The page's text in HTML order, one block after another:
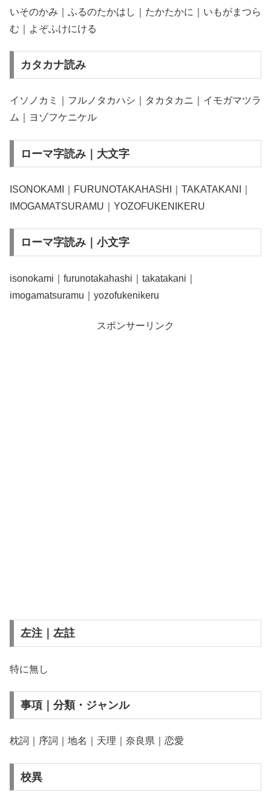
いそのかみ｜ふるのたかはし｜たかたかに｜いもがまつら
む｜よぞふけにける
カタカナ読み
イソノカミ｜フルノタカハシ｜タカタカニ｜イモガマツラ
ム｜ヨゾフケニケル
ローマ字読み｜大文字
ISONOKAMI｜FURUNOTAKAHASHI｜TAKATAKANI｜
IMOGAMATSURAMU｜YOZOFUKENIKERU
ローマ字読み｜小文字
isonokami｜furunotakahashi｜takatakani｜
imogamatsuramu｜yozofukenikeru
スポンサーリンク
左注｜左註
特に無し
事項｜分類・ジャンル
枕詞｜序詞｜地名｜天理｜奈良県｜恋愛
校異